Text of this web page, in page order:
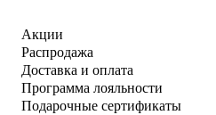
Акции
Распродажа
Доставка и оплата
Программа лояльности
Подарочные сертификаты